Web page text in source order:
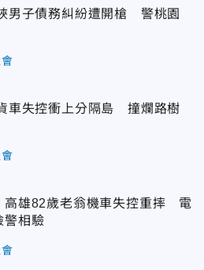
男子債務糾紛遭開槍 警桃園
車失控衝上分隔島 撞爛路樹
高雄82歲老翁機車失控重摔 電
警相驗